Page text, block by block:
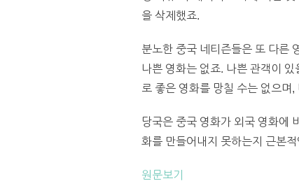
을 삭제했죠.
분노한 중국 네티즌들은 또 다른
나쁜 영화는 없죠. 나쁜 관객이
로 좋은 영화를 망칠 수는 없으며
당국은 중국 영화가 외국 영화에
화를 만들어내지 못하는지 근본
원문보기